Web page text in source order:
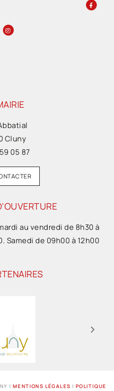
Cluny
05 87
au vendredi de 8h30 à
Samedi de 09h00 à 12h00
IMENTIONS LÉGALES I POLITIQUE